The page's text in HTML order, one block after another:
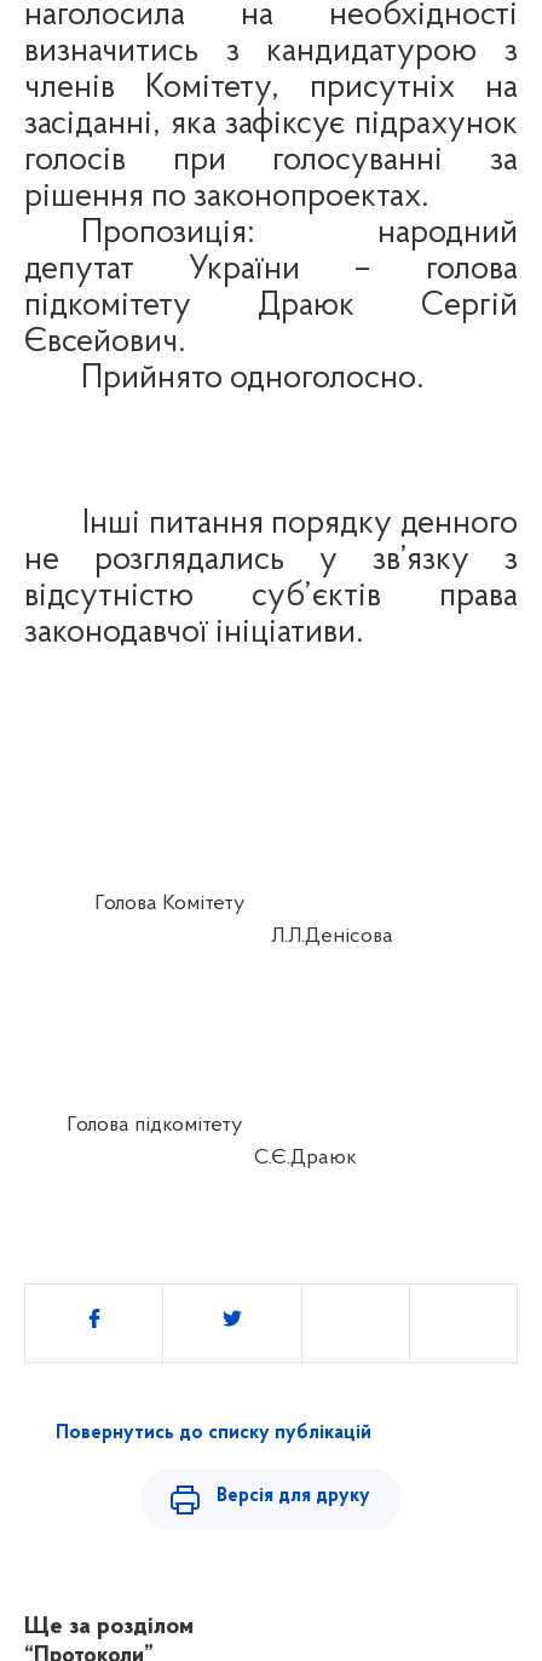
наголосила на необхідності
визначитись з кандидатурою з
членів Комітету, присутніх на
засіданні, яка зафіксує підрахунок
голосів при голосуванні за
рішення по законопроектах.
Пропозиція: народний
депутат України – голова
підкомітету Драюк Сергій
Євсейович.
Прийнято одноголосно.
Інші питання порядку денного
не розглядались у зв’язку з
відсутністю суб’єктів права
законодавчої ініціативи.
Голова Комітету
Л.Л.Денісова
Голова підкомітету
С.Є.Драюк
Поділитись
Повернутись до списку публікацій
Версія для друку
Ще за розділом